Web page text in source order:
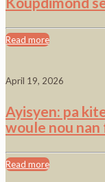
Read more
April 19, 2026
Ayisyen: pa
woule nou nan
Read more